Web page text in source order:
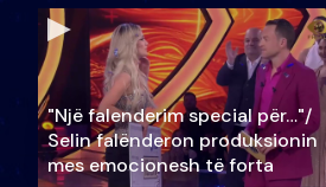
"Një falenderim special për…"/
Selin falënderon produksionin
mes emocionesh të forta